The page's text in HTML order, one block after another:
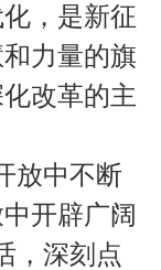
，是新征
力量的旗
改革的主
放中不断
开辟广阔
，深刻点